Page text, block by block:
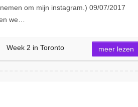
om mijn instagram.) 09/07/2017
we…
Week 2 in Toronto meer lezen